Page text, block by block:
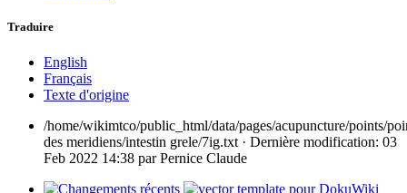
Traduire
English
Français
Texte d'origine
/home/wikimtco/public_html/data/pages/acupuncture/points/
des meridiens/intestin grele/7ig.txt · Dernière modification: 03
Feb 2022 14:38 parPernice Claude